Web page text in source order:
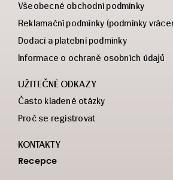
Všeobecné obchodní podmínky
Reklamační podmínky (podmínky
Dodací a platební podmínky
Informace o ochraně osobních údajů
UŽITEČNÉ ODKAZY
Často kladené otázky
Proč se registrovat
KONTAKTY
Recepce